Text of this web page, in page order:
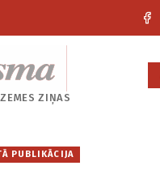
ZIŅAS
PUBLIKĀCIJA